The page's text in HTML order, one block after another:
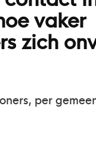
vaker
zich
per